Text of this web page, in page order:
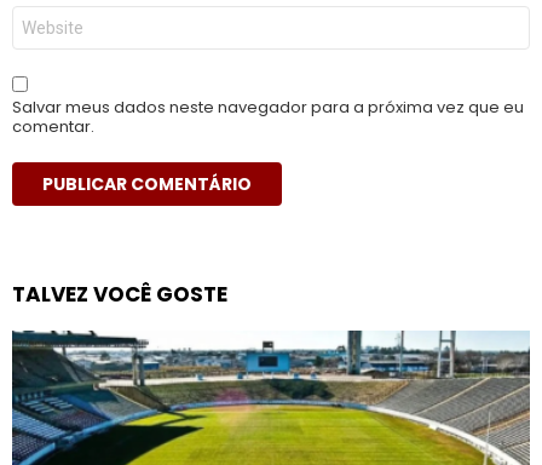
Site
Salvar meus dados neste navegador para a próxima vez que eu
comentar.
TALVEZ VOCÊ GOSTE